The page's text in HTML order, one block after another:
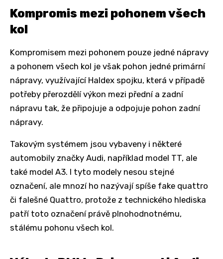
Kompromis mezi pohonem všech
kol
Kompromisem mezi pohonem pouze jedné nápravy
a pohonem všech kol je však pohon jedné primární
nápravy, využívající Haldex spojku, která v případě
potřeby přerozdělí výkon mezi přední a zadní
nápravu tak, že připojuje a odpojuje pohon zadní
nápravy.
Takovým systémem jsou vybaveny i některé
automobily značky Audi, například model TT, ale
také model A3. I tyto modely nesou stejné
označení, ale mnozí ho nazývají spíše fake quattro
či falešné Quattro, protože z technického hlediska
patří toto označení právě plnohodnotnému,
stálému pohonu všech kol.